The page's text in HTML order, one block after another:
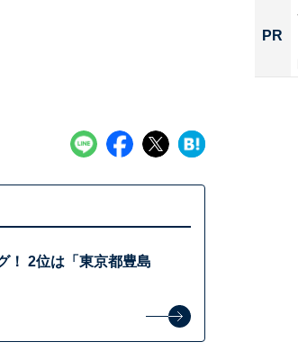
！ 2位は「東京都豊島
PR